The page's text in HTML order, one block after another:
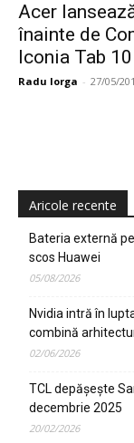
Acer
înainte de
Iconia Tab 10
Radu Iorga - 27/05/
Aricole recente
Bateria externă
scos Huawei
05/08/2026
Nvidia intră în
combină
02/06/2026
TCL depășește
decembrie 2025
20/02/2026